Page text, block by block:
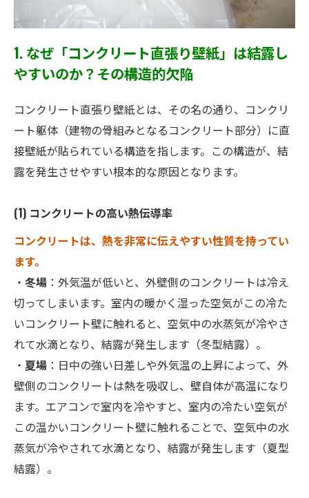
1. なぜ「コンクリート直張り壁紙」は結露し
やすいのか？その構造的欠陥
コンクリート直張り壁紙とは、その名の通り、コンクリ
ート躯体（建物の骨組みとなるコンクリート部分）に直
接壁紙が貼られている構造を指します。この構造が、結
露を発生させやすい根本的な原因となります。
(1) コンクリートの高い熱伝導率
コンクリートは、熱を非常に伝えやすい性質を持ってい
ます。
・ 冬場 ：外気温が低いと、外壁側のコンクリートは冷え
切ってしまいます。室内の暖かく湿った空気がこの冷た
いコンクリート壁に触れると、空気中の水蒸気が冷やさ
れて水滴となり、結露が発生します（冬型結露）。
・ 夏場 ：日中の強い日差しや外気温の上昇によって、外
壁側のコンクリートは熱を吸収し、壁自体が高温になり
ます。エアコンで室内を冷やすと、室内の冷たい空気が
この温かいコンクリート壁に触れることで、空気中の水
蒸気が冷やされて水滴となり、結露が発生します（夏型
結露）。